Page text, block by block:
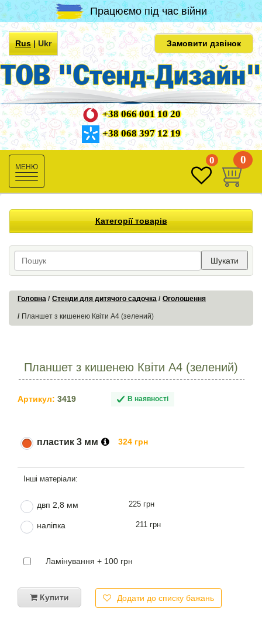
Працюємо під час війни
Rus|Ukr Замовити дзвінок
+38 066 001 10 20
+38 068 397 12 19
Toggle
navigation
0 0
Категорії товарів
Шукати
Головна Стенди для дитячого садочка Оголошення
Планшет з кишенею Квіти А4 (зелений)
Планшет з кишенею Квіти А4 (зелений)
Артикул: 3419 В наявності
пластик 3 мм 324 грн
двп 2,8 мм 225 грн
наліпка 211 грн
Ламінування + 100 грн
Купити Додати до списку бажань